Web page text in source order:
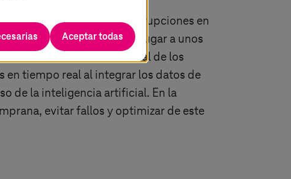
que reaccionar ante interrupciones en
de su empresa. Esto da lugar a unos
ofrecen una visión global de los
en tiempo real al integrar los datos de
de la inteligencia artificial. En la
evitar fallos y optimizar de este
Aceptar todas